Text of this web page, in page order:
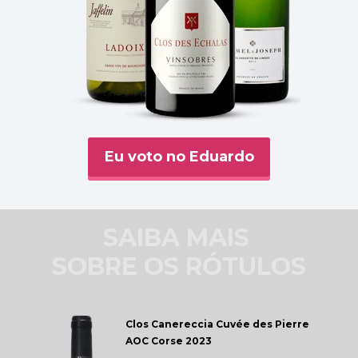
Eu voto no Eduardo
Clos Canereccia Cuvée des Pierre
AOC Corse 2023